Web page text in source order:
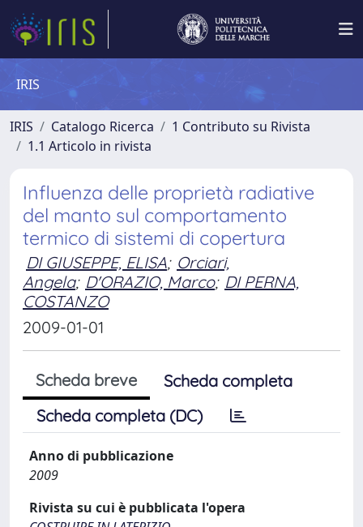
IRIS
IRIS Catalogo Ricerca
1 Contributo su Rivista
1.1 Articolo in rivista
Influenza delle proprietà radiative
del manto sul comportamento
termico di sistemi di copertura
DI GIUSEPPE, ELISA; Orciari,
Angela; D'ORAZIO, Marco; DI PERNA,
COSTANZO
2009-01-01
Scheda breve
Scheda completa
Scheda completa (DC)
Anno di pubblicazione
2009
Rivista su cui è pubblicata l'opera